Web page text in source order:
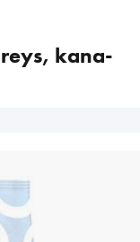
peruna
kana-